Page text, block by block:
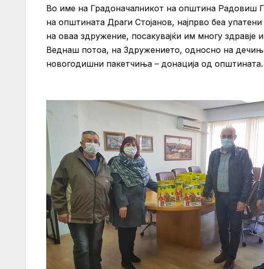
Во име на Градоначалникот на општина Радовиш
на општината Драги Стојанов, најпрво беа
на оваа здружение, посакувајќи им многу здравје
Веднаш потоа, на Здружението, односно на
новогодишни пакетчиња – донација од општината.